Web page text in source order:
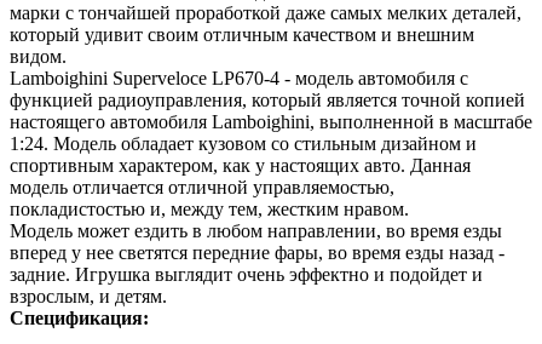
марки с тончайшей проработкой даже самых мелких деталей,
который удивит своим отличным качеством и внешним
видом.
Lamboighini Superveloce LP670-4 - модель автомобиля с
функцией радиоуправления, который является точной копией
настоящего автомобиля Lamboighini, выполненной в масштабе
1:24. Модель обладает кузовом со стильным дизайном и
спортивным характером, как у настоящих авто. Данная
модель отличается отличной управляемостью,
покладистостью и, между тем, жестким нравом.
Модель может ездить в любом направлении, во время езды
вперед у нее светятся передние фары, во время езды назад -
задние. Игрушка выглядит очень эффектно и подойдет и
взрослым, и детям.
Спецификация: